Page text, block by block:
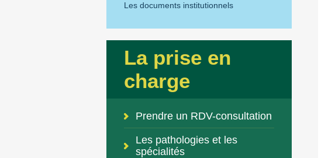
Les documents institutionnels
La prise en
charge
Prendre un RDV-consultation
Les pathologies et les
spécialités